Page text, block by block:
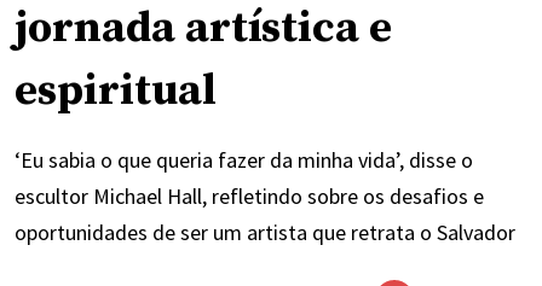
jornada artística e
espiritual
‘Eu sabia o que queria fazer da minha vida’, disse o
escultor Michael Hall, refletindo sobre os desafios e
oportunidades de ser um artista que retrata o Salvador